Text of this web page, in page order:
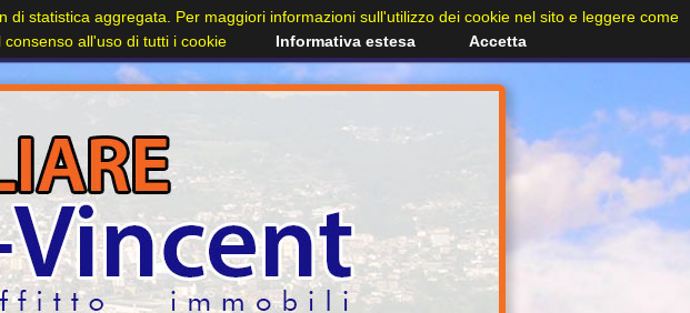
statistica aggregata. Per maggiori informazioni sull'utilizzo dei cookie nel sito e leggere come
all'uso di tutti i cookie
Informativa estesa Accetta